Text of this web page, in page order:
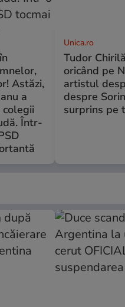
Astăzi,
a
colegii
Într-
Unica.ro
Tudor
oricând pe
artistul
despre
surprins pe